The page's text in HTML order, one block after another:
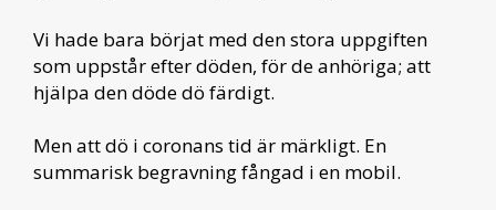
Vi hade bara börjat med den stora uppgiften
som uppstår efter döden, för de anhöriga; att
hjälpa den döde dö färdigt.
Men att dö i coronans tid är märkligt. En
summarisk begravning fångad i en mobil.